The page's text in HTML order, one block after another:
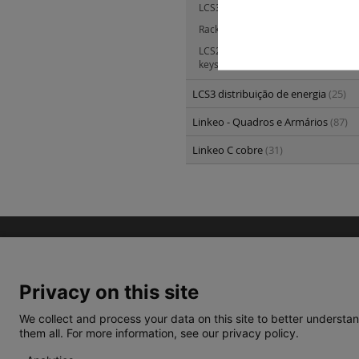
LCS3 armários - acessórios 19''
Rack mural para quadros estanques
LCS2 - painéis de interligação,
keystone, caixa saliente e chicotes
LCS3 distribuição de energia (25)
Linkeo - Quadros e Armários(87)
Linkeo C cobre(31)
TERMOS E CONDIÇÕES POLÍTICA DE PRIVACIDADE
Privacy on this site
We collect and process your data on this site to better
them all. For more information, see our privacy policy.